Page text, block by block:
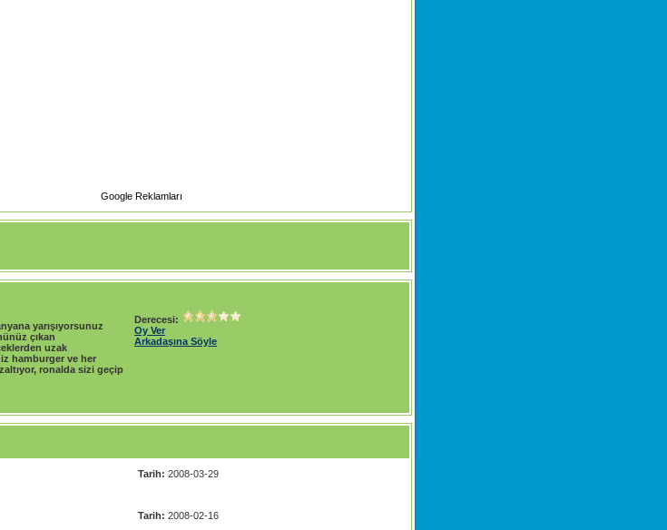
Google Reklamları
yarışıyorsunuz
çıkan
uzak
hamburger ve her
ronalda sizi geçip
Derecesi:
Oy Ver
Arkadaşına Söyle
Tarih: 2008-03-29
Tarih: 2008-02-16